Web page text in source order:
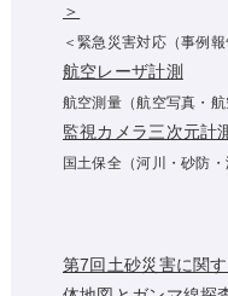
＞
＜緊急災害対応（事例報
航空レーザ計測
航空測量（航空写真・航
監視カメラ三次元計
国土保全（河川・砂防
第7回土砂災害に関